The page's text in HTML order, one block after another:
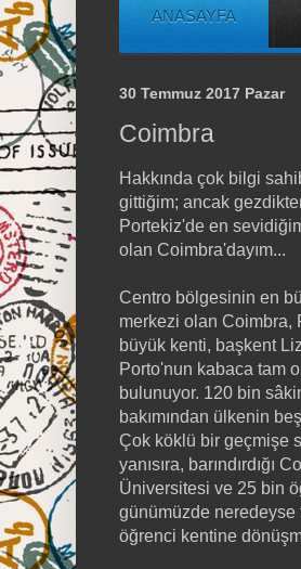
ANASAYFA
30 Temmuz 2017 Pazar
Coimbra
Hakkında çok bilgi
gittiğim; ancak
Portekiz'de en
olan Coimbra'dayım...
Centro bölgesinin en
merkezi olan Coimbra,
büyük kenti, başkent
Porto'nun kabaca tam
bulunuyor. 120 bin
bakımından ülkenin
Çok köklü bir geçmişe
yanısıra, barındırdığı
Üniversitesi ve 25 bin
günümüzde neredeyse
öğrenci kentine